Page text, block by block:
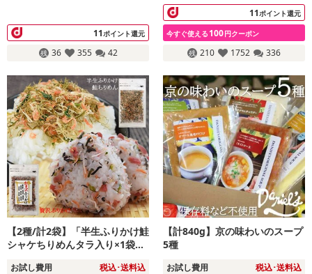
11ポイント還元
36 355 42
11ポイント還元
今すぐ使える 100円クーポン
210 1752 336
【2種/計2袋】「半生ふりかけ鮭
シャケちりめんタラ入り×1袋」
お試し費用 税込･送料込
【計840g】京の味わいのスープ
5種
お試し費用 税込･送料込